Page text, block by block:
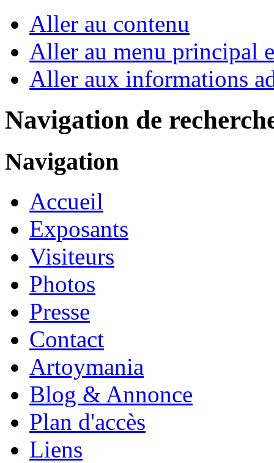
Aller au contenu
Aller au menu principal
Aller aux informations
Navigation de
Navigation
Accueil
Exposants
Visiteurs
Photos
Presse
Contact
Artoymania
Blog & Annonce
Plan d'accès
Liens